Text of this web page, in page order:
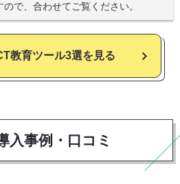
で、合わせてご覧ください。
教育ツール3選を見る
入事例・口コミ